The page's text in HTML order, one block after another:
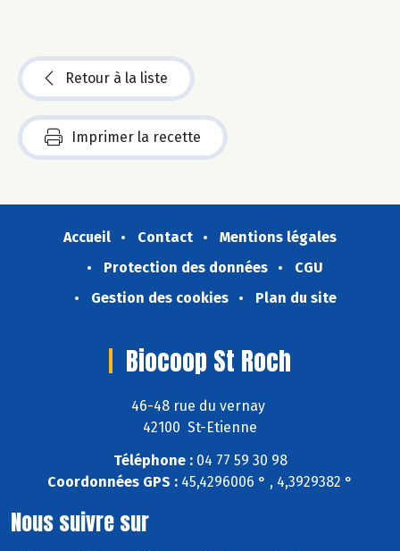
Retour à la liste
Imprimer la recette
Accueil Contact
Mentions légales
Protection des données
CGU
Gestion des cookies
Plan du site
Biocoop St Roch
46-48 rue du vernay
42100 St-Etienne
Téléphone :04 77 59 30 98
Coordonnées GPS : 45,4296006 ° , 4,3929382 °
Nous suivre sur